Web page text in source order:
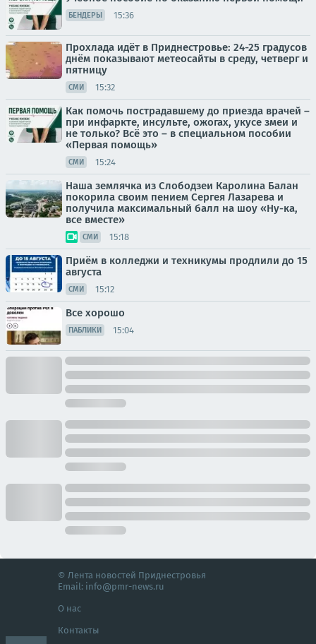
БЕНДЕРЫ 15:36
Прохлада идёт в Приднестровье: 24-25 градусов
днём показывают метеосайты в среду, четверг и
пятницу
СМИ 15:32
Как помочь пострадавшему до приезда врачей –
при инфаркте, инсульте, ожогах, укусе змеи и
не только? Всё это – в специальном пособии
«Первая помощь»
СМИ 15:24
Наша землячка из Слободзеи Каролина Балан
покорила своим пением Сергея Лазарева и
получила максимальный балл на шоу «Ну-ка,
все вместе»
СМИ 15:18
Приём в колледжи и техникумы продлили до 15
августа
СМИ 15:12
Все хорошо
ПАБЛИКИ 15:04
© Лента новостей Приднестровья
Email: info@pmr-news.ru
О нас
Контакты